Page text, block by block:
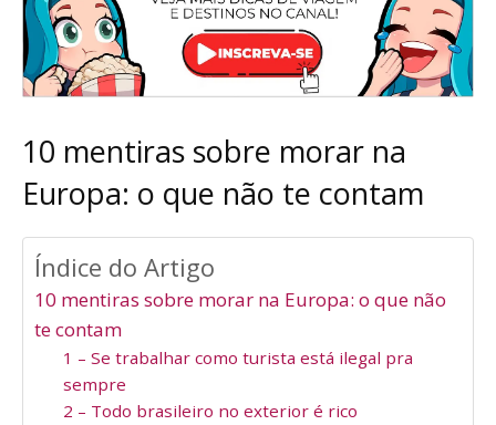
10 mentiras sobre morar na
Europa: o que não te contam
Índice do Artigo
10 mentiras sobre morar na Europa: o que não
te contam
1 – Se trabalhar como turista está ilegal pra
sempre
2 – Todo brasileiro no exterior é rico